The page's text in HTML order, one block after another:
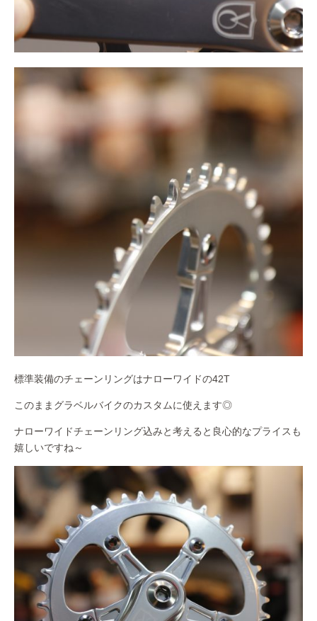
標準装備のチェーンリングはナローワイドの42T
このままグラベルバイクのカスタムに使えます◎
ナローワイドチェーンリング込みと考えると良心的なプライスも
嬉しいですね～